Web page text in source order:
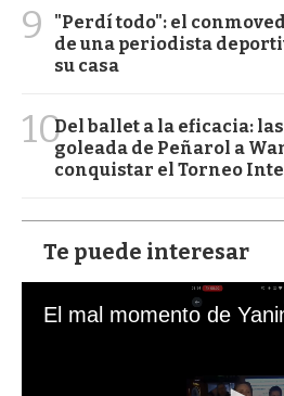
9
"Perdí todo": el
de una periodista
su casa
10Del ballet a la eficacia:
goleada de Peñarol a
conquistar el Torneo
Te puede interesar